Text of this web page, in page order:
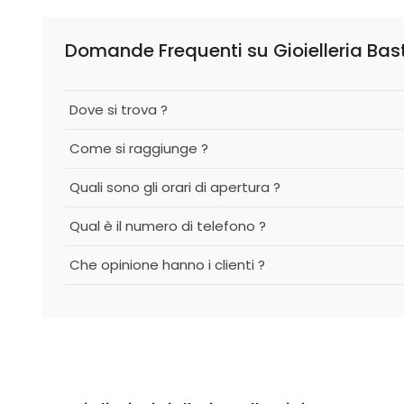
Domande Frequenti su Gioielleria
Dove si trova ?
Come si raggiunge ?
Quali sono gli orari di apertura ?
Qual è il numero di telefono ?
Che opinione hanno i clienti ?